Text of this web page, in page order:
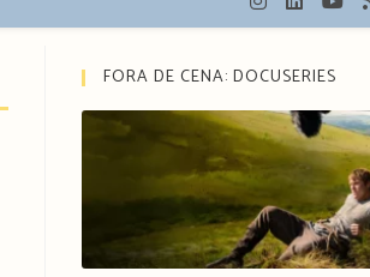
FORA DE CENA: DOCUSERIES